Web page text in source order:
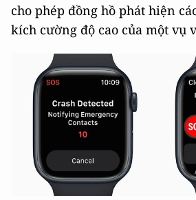
cho phép đồng hồ phát hiện
kích cường độ cao của một vụ